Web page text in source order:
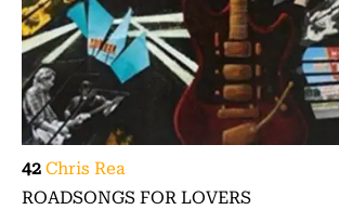
42 Chris Rea
ROADSONGS FOR LOVERS